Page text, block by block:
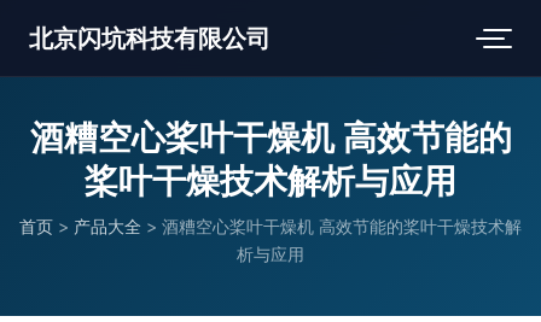
北京闪坑科技有限公司
酒糟空心桨叶干燥机 高效节能的
桨叶干燥技术解析与应用
首页 > 产品大全 > 酒糟空心桨叶干燥机 高效节能的桨叶干燥技术解
析与应用